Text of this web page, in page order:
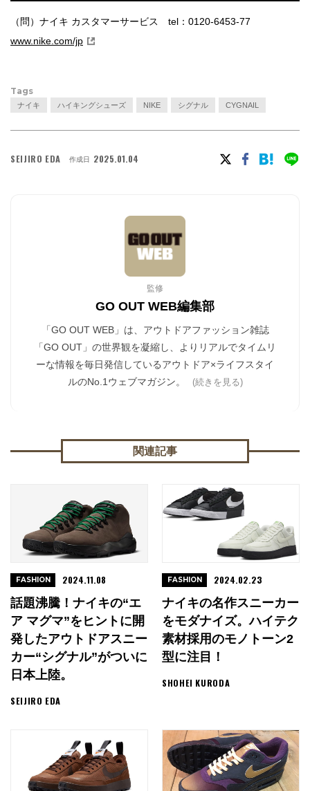
（問）ナイキ カスタマーサービス tel：0120-6453-77
www.nike.com/jp
Tags
ナイキ ハイキングシューズ NIKE シグナル CYGNAIL
SEIJIRO EDA 作成日 2025.01.04
監修
GO OUT WEB編集部
「GO OUT WEB」は、アウトドアファッション雑誌
「GO OUT」の世界観を凝縮し、よりリアルでタイムリ
ーな情報を毎日発信しているアウトドア×ライフスタイ
ルのNo.1ウェブマガジン。
(続きを見る)
関連記事
話題沸騰！ナイキの“エ
ア マグマ”をヒントに開
発したアウトドアスニー
カー“シグナル”がついに
日本上陸。
SEIJIRO EDA
FASHION 2024.11.08
ナイキの名作スニーカー
をモダナイズ。ハイテク
素材採用のモノトーン2
型に注目！
SHOHEI KURODA
FASHION 2024.02.23